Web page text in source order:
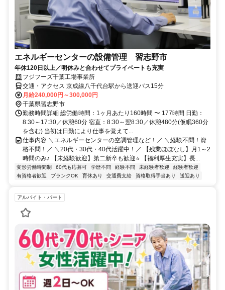
エネルギーセンターの設備管理 習志野市
年休120日以上／明休みと合わせてプライベートも充実
フジフーズ千葉工場事業所
交通・アクセス 京成線八千代台駅から送迎バス15分
月給240,000円～300,000円
千葉県習志野市
勤務時間詳細 総労働時間：1ヶ月あたり160時間 〜 177時間 日勤：
8:30～17:30／休憩60分 宿直：8:30～翌8:30／休憩480分(仮眠360分
を含む) 当初は日勤により仕事を覚えて...
仕事内容 ＼エネルギーセンターの空調管理など！／ ＼経験不問！資
格不問！／ ＼20代・30代・40代活躍中！／ 【残業ほぼなし】月1～2
時間のみ♪ 【未経験歓迎】第二新卒も歓迎⭐ 【福利厚生充実】長...
変形労働時間制 60代も応募可 学歴不問 経験不問 未経験者歓迎
経験者歓迎
有資格者歓迎
ブランクOK 育休あり 交通費支給 資格取得手当あり 送迎あり
アルバイト・パート